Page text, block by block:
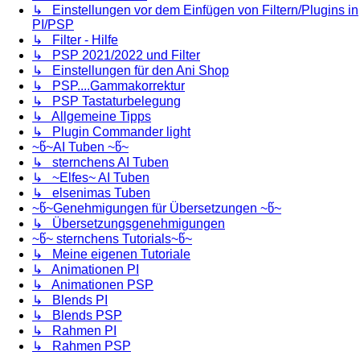
↳ Einstellungen vor dem Einfügen von Filtern/Plugins in
PI/PSP
↳ Filter - Hilfe
↳ PSP 2021/2022 und Filter
↳ Einstellungen für den Ani Shop
↳ PSP....Gammakorrektur
↳ PSP Tastaturbelegung
↳ Allgemeine Tipps
↳ Plugin Commander light
~წ~AI Tuben ~წ~
↳ sternchens AI Tuben
↳ ~Elfes~ AI Tuben
↳ elsenimas Tuben
~წ~Genehmigungen für Übersetzungen ~წ~
↳ Übersetzungsgenehmigungen
~წ~ sternchens Tutorials~წ~
↳ Meine eigenen Tutoriale
↳ Animationen PI
↳ Animationen PSP
↳ Blends PI
↳ Blends PSP
↳ Rahmen PI
↳ Rahmen PSP